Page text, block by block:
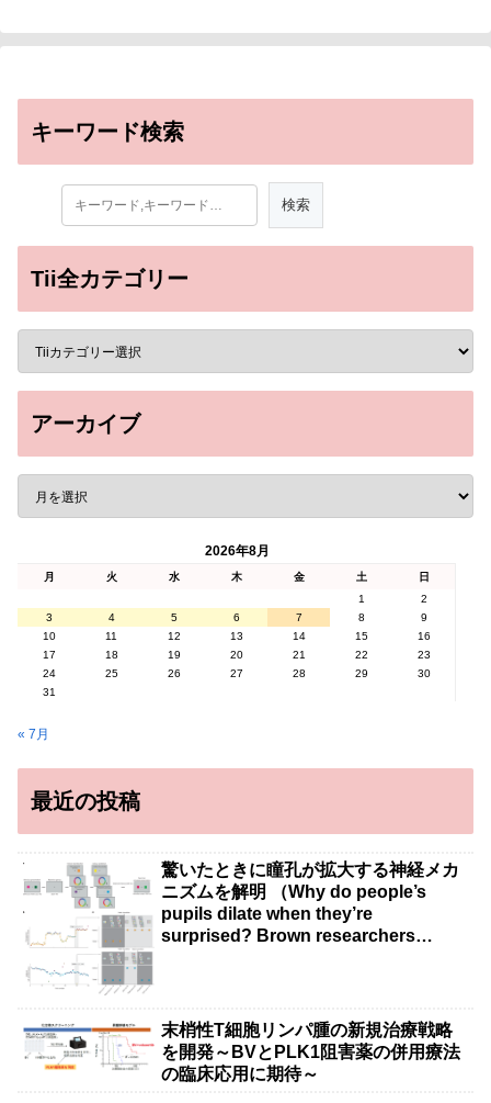
キーワード検索
Tii全カテゴリー
アーカイブ
2026年8月
月 火 水 木 金 土
日
1
2
3
4 5 6 7 8
9
10
11 12 13 14 15
16
17
18 19 20 21 22
23
24
25 26 27 28 29
30
31
« 7月
最近の投稿
驚いたときに瞳孔が拡大する神経メカ
ニズムを解明 （Why do people’s
pupils dilate when they’re
surprised? Brown researchers
末梢性T細胞リンパ腫の新規治療戦略
を開発～BVとPLK1阻害薬の併用療法
の臨床応用に期待～